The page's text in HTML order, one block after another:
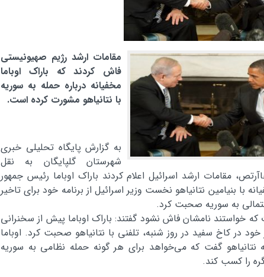
مقامات ارشد رژیم صهیونیستی
فاش کردند که باراک اوباما
مخفیانه درباره حمله به سوریه
با نتانیاهو مشورت کرده است.
به گزارش پایگاه تحلیلی خبری
شهرستان گلپایگان به نقل
مقامات ارشد اسرائیل اعلام کردند باراک اوباما رئیس جمهور
با بنیامین نتانیاهو نخست وزیر اسرائیل از برنامه خود برای تاخیر
به سوریه صحبت کرد.
که خواستند نامشان فاش نشود گفتند: باراک اوباما پیش از سخنرانی
در کاخ سفید در روز شنبه، تلفنی با نتانیاهو صحبت کرد. اوباما
نتانیاهو گفت که می‌خواهد برای هر گونه حمله نظامی به سوریه
را کسب کند.